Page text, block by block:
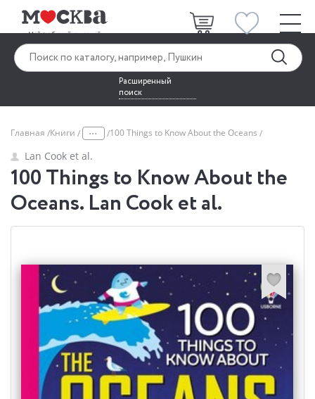
Расширенный
поиск
Главная Книги ... 100 Things to Know About the Oceans
Lan Cook et al.
100 Things to Know About the
Oceans. Lan Cook et al.